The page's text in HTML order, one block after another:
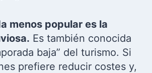
menos popular es la
Es también conocida
baja” del turismo. Si
prefiere reducir costes y,